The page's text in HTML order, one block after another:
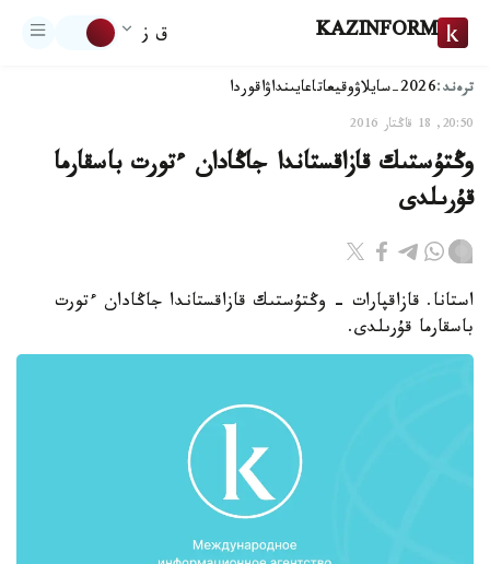
KAZINFORM ق ز
ترەند:2026-سايلاۋ وقيعاتاعايىنداۋاقوردا
20:50, 18 قاڭتار 2016
وڭتۇستىك قازاقستاندا جاڭادان ءتورت باسقارما
قۇرىلدى
استانا. قازاقپارات - وڭتۇستىك قازاقستاندا جاڭادان ءتورت
باسقارما قۇرىلدى.